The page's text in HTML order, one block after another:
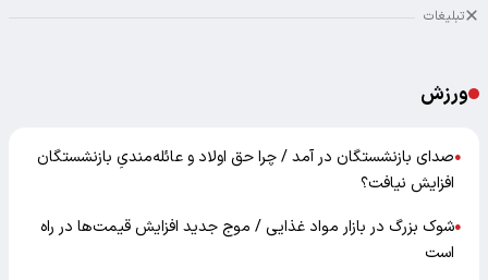
تبلیغات
ورزش
●صدای بازنشستگان در آمد / چرا حق اولاد و عائله‌مندیِ بازنشستگان
افزایش نیافت؟
●شوک بزرگ در بازار مواد غذایی / موج جدید افزایش قیمت‌ها در راه
است